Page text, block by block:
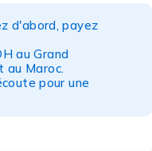
d'abord, payez
au Grand
au Maroc.
pour une